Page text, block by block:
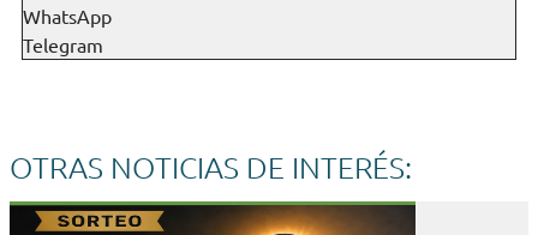
WhatsApp
Telegram
OTRAS NOTICIAS DE INTERÉS: